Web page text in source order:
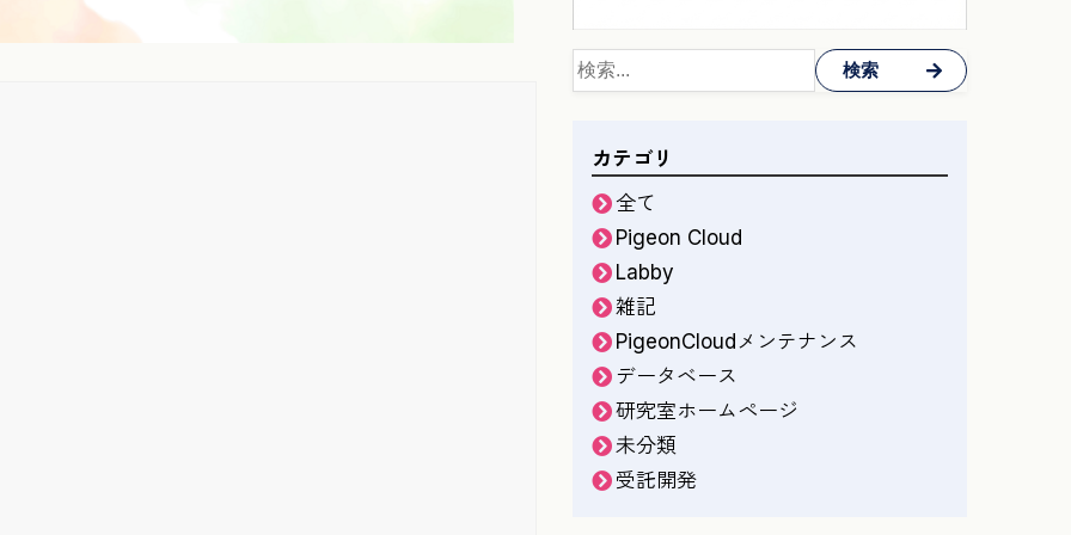
検索
カテゴリ
全て
Pigeon Cloud
Labby
雑記
PigeonCloudメンテナンス
データベース
研究室ホームページ
未分類
受託開発